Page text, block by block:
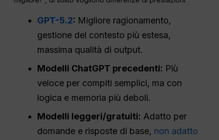
GPT-5.2: Migliore ragionamento,
gestione del contesto più estesa,
massima qualità di output.
Modelli ChatGPT precedenti: Più
veloce per compiti semplici, ma con
logica e memoria più deboli.
Modelli leggeri/gratuiti: Adatto per
domande e risposte di base, non adatto